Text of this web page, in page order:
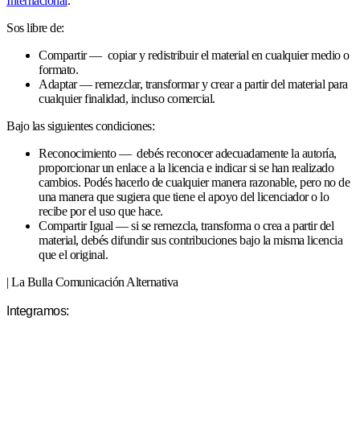
Sos libre de:
Compartir — copiar y redistribuir el material en cualquier medio o
formato.
Adaptar — remezclar, transformar y crear a partir del material para
cualquier finalidad, incluso comercial.
Bajo las siguientes condiciones:
Reconocimiento — debés reconocer adecuadamente la autoría,
proporcionar un enlace a la licencia e indicar si se han realizado
cambios. Podés hacerlo de cualquier manera razonable, pero no de
una manera que sugiera que tiene el apoyo del licenciador o lo
recibe por el uso que hace.
Compartir Igual — si se remezcla, transforma o crea a partir del
material, debés difundir sus contribuciones bajo la misma licencia
que el original.
| La Bulla Comunicación Alternativa
Integramos: